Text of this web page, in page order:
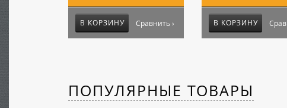
В КОРЗИНУ Сравнить › В КОРЗИНУ
ПОПУЛЯРНЫЕ ТОВАРЫ